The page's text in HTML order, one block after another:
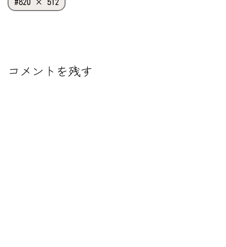
ル
820 × 512
コメントを残す